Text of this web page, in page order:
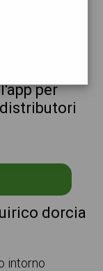
per
dorcia
intorno